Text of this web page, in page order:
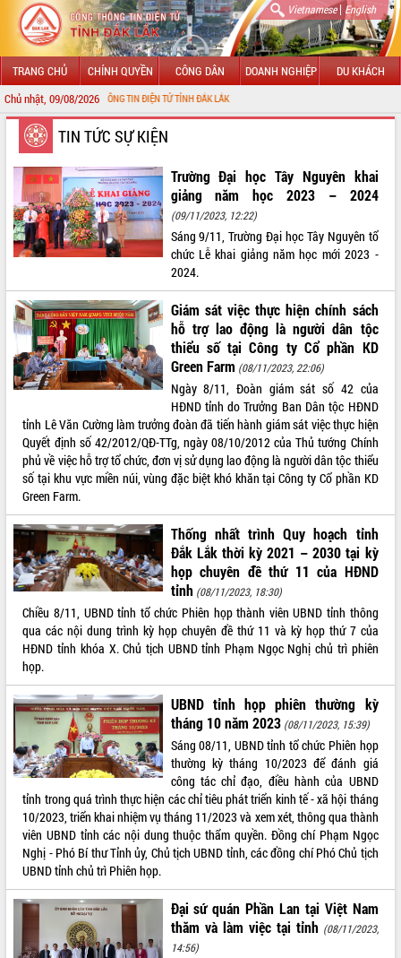
Vietnamese| English
TRANG CHỦ CHÍNH QUYỀN CÔNG DÂN DOANH NGHIỆP DU KHÁCH
Chủ nhật, 09/08/2026
THÔNG TIN ĐIỆN TỬ TỈNH ĐẮK LẮK
GIỚI THIỆU
LÃNH ĐẠO UBND TỈNH
TIN TỨC SỰ KIỆN
SỞ, BAN, NGÀNH
THÔNG TIN CHỈ ĐẠO ĐIỀU HÀNH
HỆ THỐNG VĂN BẢN
VĂN BẢN HĐND TỈNH
ĐIỂM TIN VĂN BẢN
QUY HOẠCH - KẾ HOẠCH
VIDEO
TIN TỨC SỰ KIỆN
Trường Đại học Tây Nguyên khai
giảng năm học 2023 – 2024
(09/11/2023, 12:22)
Sáng 9/11, Trường Đại học Tây Nguyên tổ
chức Lễ khai giảng năm học mới 2023 -
2024.
Giám sát việc thực hiện chính sách
hỗ trợ lao động là người dân tộc
thiểu số tại Công ty Cổ phần KD
Green Farm (08/11/2023, 22:06)
Ngày 8/11, Đoàn giám sát số 42 của
HĐND tỉnh do Trưởng Ban Dân tộc HĐND
tỉnh Lê Văn Cường làm trưởng đoàn đã tiến hành giám sát việc thực hiện
Quyết định số 42/2012/QĐ-TTg, ngày 08/10/2012 của Thủ tướng Chính
phủ về việc hỗ trợ tổ chức, đơn vị sử dụng lao động là người dân tộc thiểu
số tại khu vực miền núi, vùng đặc biệt khó khăn tại Công ty Cổ phần KD
Green Farm.
Thống nhất trình Quy hoạch tỉnh
Đắk Lắk thời kỳ 2021 – 2030 tại kỳ
họp chuyên đề thứ 11 của HĐND
tỉnh (08/11/2023, 18:30)
Chiều 8/11, UBND tỉnh tổ chức Phiên họp thành viên UBND tỉnh thông
qua các nội dung trình kỳ họp chuyên đề thứ 11 và kỳ họp thứ 7 của
HĐND tỉnh khóa X. Chủ tịch UBND tỉnh Phạm Ngọc Nghị chủ trì phiên
họp.
UBND tỉnh họp phiên thường kỳ
tháng 10 năm 2023 (08/11/2023, 15:39)
Sáng 08/11, UBND tỉnh tổ chức Phiên họp
thường kỳ tháng 10/2023 để đánh giá
công tác chỉ đạo, điều hành của UBND
tỉnh trong quá trình thực hiện các chỉ tiêu phát triển kinh tế - xã hội tháng
10/2023, triển khai nhiệm vụ tháng 11/2023 và xem xét, thông qua thành
viên UBND tỉnh các nội dung thuộc thẩm quyền. Đồng chí Phạm Ngọc
Nghị - Phó Bí thư Tỉnh ủy, Chủ tịch UBND tỉnh, các đồng chí Phó Chủ tịch
UBND tỉnh chủ trì Phiên họp.
Đại sứ quán Phần Lan tại Việt Nam
thăm và làm việc tại tỉnh (08/11/2023,
14:56)